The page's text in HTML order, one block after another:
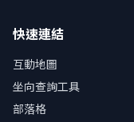
快速連結
互動地圖
坐向查詢工具
部落格